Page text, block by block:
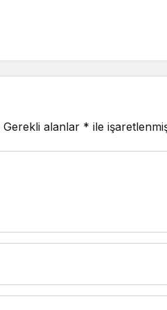
Gerekli alanlar * ile